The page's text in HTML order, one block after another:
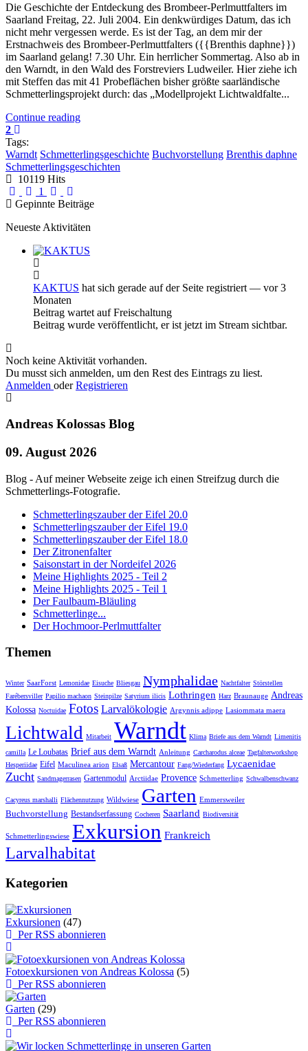
Die Geschichte der Entdeckung des Brombeer-Perlmuttfalters im
Saarland Freitag, 22. Juli 2004. Ein denkwürdiges Datum, das ich
nicht mehr vergessen werde. Es ist der Tag, an dem mir der
Erstnachweis des Brombeer-Perlmuttfalters ({{Brenthis daphne}})
im Saarland gelang! 7.30 Uhr. Ein herrlicher Sommertag. Also ab in
den Warndt, in den Wald des Forstreviers Ludweiler. Hier ziehe ich
mit Steffen das mit 41 Probeflächen bisher größte saarländische
Schmetterlingsprojekt durch: das „Modellprojekt Lichtwaldfalte...
Continue reading
2
Tags:
Warndt Schmetterlingsgeschichte Buchvorstellung Brenthis daphne
Schmetterlingsgeschichten
10119 Hits
First Page
Previous Page
1 Next Page
Gepinnte Beiträge
Neueste Aktivitäten
KAKTUS hat sich gerade auf der Seite registriert — vor 3
Monaten
Beitrag wartet auf Freischaltung
Beitrag wurde veröffentlicht, er ist jetzt im Stream sichtbar.
Noch keine Aktivität vorhanden.
Du musst sich anmelden, um den Rest des Eintrags zu liest.
Anmelden oderRegistrieren
Andreas Kolossas Blog
09. August 2026
Blog - Auf meiner Webseite zeige ich einen Streifzug durch die
Schmetterlings-Fotografie.
Schmetterlingszauber der Eifel 20.0
Schmetterlingszauber der Eifel 19.0
Schmetterlingszauber der Eifel 18.0
Der Zitronenfalter
Saisonstart in der Nordeifel 2026
Meine Highlights 2025 - Teil 2
Meine Highlights 2025 - Teil 1
Der Faulbaum-Bläuling
Schmetterlinge...
Der Hochmoor-Perlmuttfalter
Themen
Winter SaarForst Lemonidae Eisuche Bliesgau Nymphalidae Nachtfalter Störstellen
Farébersviller Papilio machaon Steinpilze Satyrium ilicis Lothringen Harz Braunauge Andreas
Kolossa Noctuidae Fotos Larvalökologie Argynnis adippe Lasiommata maera
Lichtwald Mitarbeit Warndt Klima Briefe aus dem Warndt Limenitis
camilla Le Loubatas Brief aus dem Warndt Anleitung Carcharodus alceae Tagfalterworkshop
Hesperiidae Eifel Maculinea arion Elsaß Mercantour Fang/Wiederfang Lycaenidae
Zucht Sandmagerrasen Gartenmodul Arctiidae Provence Schmetterling Schwalbenschwanz
Cacyreus marshalli Flächennutzung Wildwiese Garten Emmersweiler
Buchvorstellung Bestandserfassung Cocheren Saarland Biodiversität
Schmetterlingswiese Exkursion Frankreich
Larvalhabitat
Kategorien
Exkursionen (47)
Per RSS abonnieren
Fotoexkursionen von Andreas Kolossa (5)
Per RSS abonnieren
Garten (29)
Per RSS abonnieren